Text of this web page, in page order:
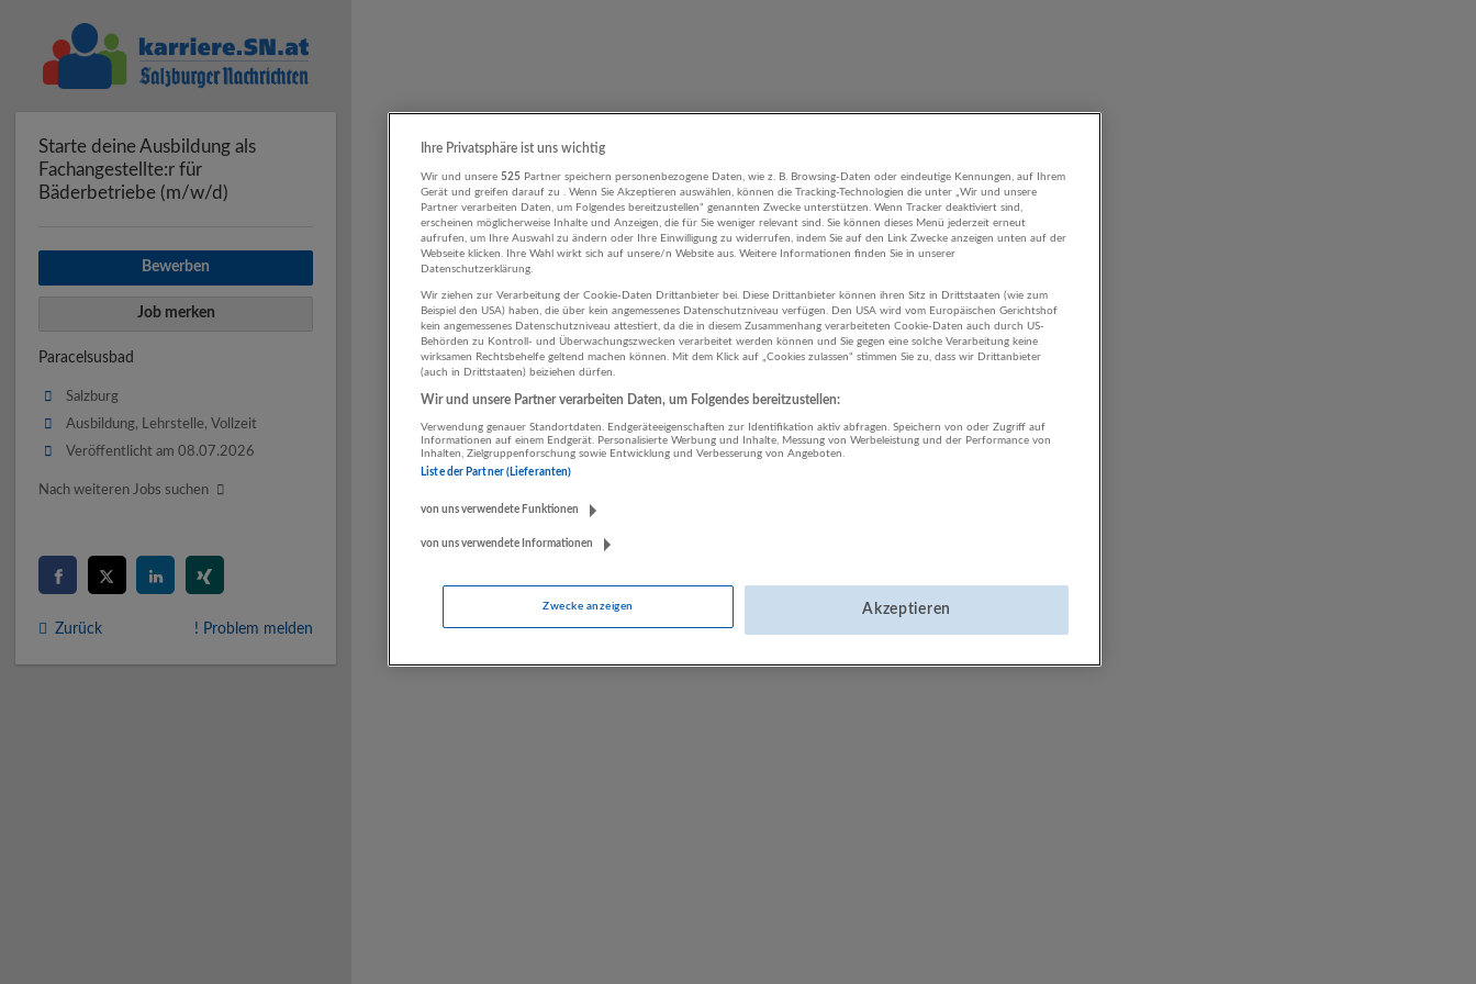
Starte deine Ausbildung als
Fachangestellte:r für
Bäderbetriebe (m/w/d)
Bewerben
Job merken
Paracelsusbad
Salzburg
Ausbildung, Lehrstelle, Vollzeit
Veröffentlicht am 08.07.2026
Nach weiteren Jobs suchen
Zurück ! Problem melden
Ihre Privatsphäre ist uns wichtig
Wir und unsere525 Partner speichern personenbezogene Daten, wie z. B. Browsing-Daten oder eindeutige Kennungen, auf Ihrem
Gerät und greifen darauf zu . Wenn Sie Akzeptieren auswählen, können die Tracking-Technologien die unter „Wir und unsere
Partner verarbeiten Daten, um Folgendes bereitzustellen“ genannten Zwecke unterstützen. Wenn Tracker deaktiviert sind,
erscheinen möglicherweise Inhalte und Anzeigen, die für Sie weniger relevant sind. Sie können dieses Menü jederzeit erneut
aufrufen, um Ihre Auswahl zu ändern oder Ihre Einwilligung zu widerrufen, indem Sie auf den Link Zwecke anzeigen unten auf der
Webseite klicken. Ihre Wahl wirkt sich auf unsere/n Website aus. Weitere Informationen finden Sie in unserer
Datenschutzerklärung.
Wir ziehen zur Verarbeitung der Cookie-Daten Drittanbieter bei. Diese Drittanbieter können ihren Sitz in Drittstaaten (wie zum
Beispiel den USA) haben, die über kein angemessenes Datenschutzniveau verfügen. Den USA wird vom Europäischen Gerichtshof
kein angemessenes Datenschutzniveau attestiert, da die in diesem Zusammenhang verarbeiteten Cookie-Daten auch durch US-
Behörden zu Kontroll- und Überwachungszwecken verarbeitet werden können und Sie gegen eine solche Verarbeitung keine
wirksamen Rechtsbehelfe geltend machen können. Mit dem Klick auf „Cookies zulassen“ stimmen Sie zu, dass wir Drittanbieter
(auch in Drittstaaten) beiziehen dürfen.
Wir und unsere Partner verarbeiten Daten, um Folgendes bereitzustellen:
Verwendung genauer Standortdaten. Endgeräteeigenschaften zur Identifikation aktiv abfragen. Speichern von oder Zugriff auf
Informationen auf einem Endgerät. Personalisierte Werbung und Inhalte, Messung von Werbeleistung und der Performance von
Inhalten, Zielgruppenforschung sowie Entwicklung und Verbesserung von Angeboten.
Liste der Partner (Lieferanten)
von uns verwendete Funktionen
von uns verwendete Informationen
Zwecke anzeigen Akzeptieren